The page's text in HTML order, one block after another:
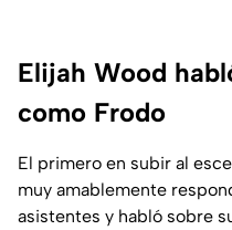
Elijah Wood
como Frodo
El primero en subir al
muy amablemente
asistentes y habló sobre